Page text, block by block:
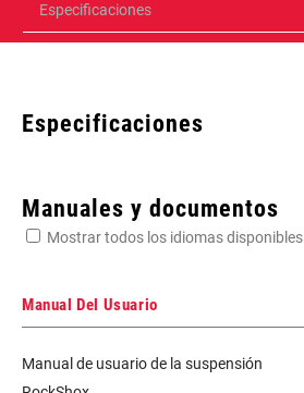
Especificaciones
Especificaciones
Manuales y documentos
Mostrar todos los idiomas disponibles
Manual Del Usuario
Manual de usuario de la suspensión